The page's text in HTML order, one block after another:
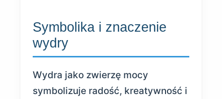
Symbolika i znaczenie
wydry
Wydra jako zwierzę mocy
symbolizuje radość, kreatywność i